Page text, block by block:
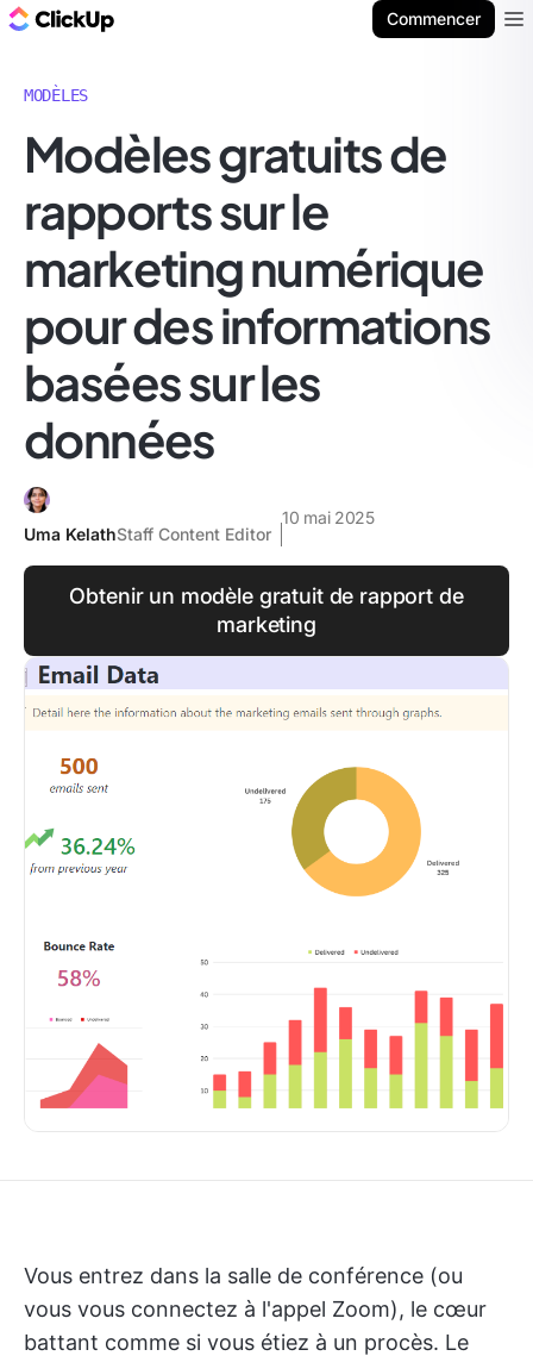
Commencer
MODÈLES
Modèles gratuits de
rapports sur le
marketing numérique
pour des informations
basées sur les
données
Uma KelathStaff Content Editor
10 mai 2025
Obtenir un modèle gratuit de rapport de
marketing
Vous entrez dans la salle de conférence (ou
vous vous connectez à l'appel Zoom), le cœur
battant comme si vous étiez à un procès. Le